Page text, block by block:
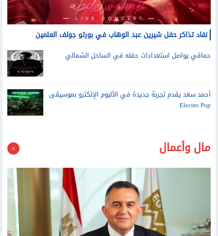
نفاد تذاكر حفل شيرين عبد الوهاب في بورتو جولف العلمين
حماقي يواصل استعدادات حفله في الساحل الشمالي
أحمد سعد يقدم تجربة جديدة في الألبوم الإلكترو بموسيقى
Electro Pop
مال وأعمال